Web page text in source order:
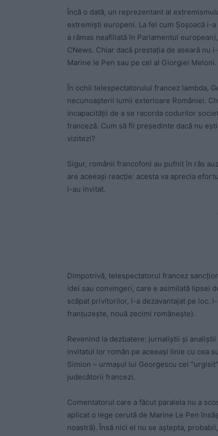
Încă o dată, un reprezentant al
extremiști europeni. La fel cum Șoșoacă i-
a rămas neafiliată în Parlamentul
CNews. Chiar dacă prestația de aseară nu
Marine le Pen sau pe cel al Giorgiei Meloni.
În ochii telespectatorului francez lambda,
necunoașterii lumii exterioare României.
incapacității de a se racorda codurilor
franceză. Cum să fii președinte dacă nu
vizitezi?
Sigur, românii francofoni au pufnit în râs
are aceeași reacție: acesta va aprecia
l-au invitat.
Dimpotrivă, telespectatorul francez
idei sau convingeri, care e asimilată lipsei
scăpat privitorilor, l-a dezavantajat pe loc.
franțuzește, nouă zecimi românește).
Revenind la dezbatere: jurnaliștii și
invitatul lor român pe aceeași linie cu cea
Simion – urmașul lui Georgescu cel
judecătorii francezi.
Comentatorul care a făcut paralela nu a
aplicat o lege cerută de Marine Le Pen
noastră). Însă nici el nu se aștepta,